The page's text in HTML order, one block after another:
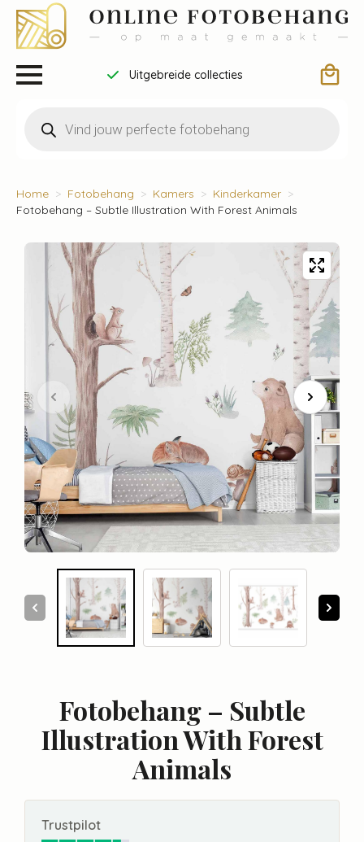
Uitgebreide collecties
zoeken
Home Fotobehang Kamers
Kinderkamer
Fotobehang – Subtle Illustration With Forest Animals
Fotobehang – Subtle
Illustration With Forest
Animals
Trustpilot